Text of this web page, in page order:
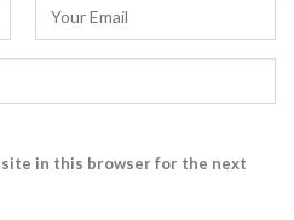
in this browser for the next